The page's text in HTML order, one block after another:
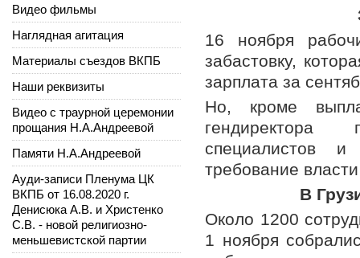
16 ноября
забастовку,
зарплата за
Но, кроме
гендиректора
специалистов
требование
В
Около 1200
1 ноября
Видео фильмы
Наглядная агитация
Материалы съездов ВКПБ
Наши реквизиты
Видео с траурной церемонии
прощания Н.А.Андреевой
Памяти Н.А.Андреевой
Ауди-записи Пленума ЦК
ВКПБ от 16.08.2020 г.
Денисюка А.В. и Христенко
С.В. - новой религиозно-
меньшевистской партии